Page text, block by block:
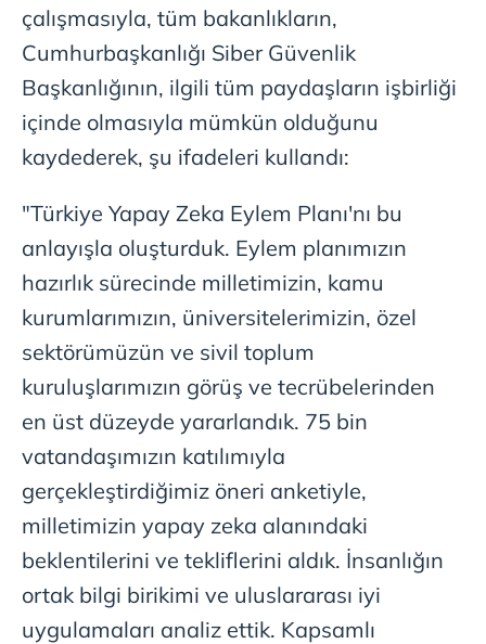
çalışmasıyla, tüm bakanlıkların,
Cumhurbaşkanlığı Siber Güvenlik
Başkanlığının, ilgili tüm paydaşların işbirliği
içinde olmasıyla mümkün olduğunu
kaydederek, şu ifadeleri kullandı:
"Türkiye Yapay Zeka Eylem Planı'nı bu
anlayışla oluşturduk. Eylem planımızın
hazırlık sürecinde milletimizin, kamu
kurumlarımızın, üniversitelerimizin, özel
sektörümüzün ve sivil toplum
kuruluşlarımızın görüş ve tecrübelerinden
en üst düzeyde yararlandık. 75 bin
vatandaşımızın katılımıyla
gerçekleştirdiğimiz öneri anketiyle,
milletimizin yapay zeka alanındaki
beklentilerini ve tekliflerini aldık. İnsanlığın
ortak bilgi birikimi ve uluslararası iyi
uygulamaları analiz ettik. Kapsamlı